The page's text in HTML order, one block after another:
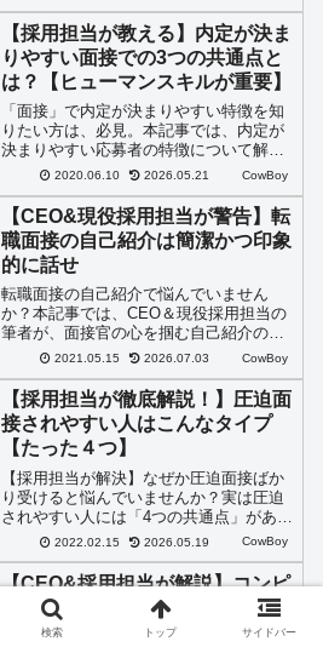
それは何でしょうか？
【採用担当が教える】内定が決ま
りやすい面接での3つの共通点と
は？【ヒューマンスキルが重要】
「面接」で内定が決まりやすい特徴を知
りたい方は、必見。本記事では、内定が
決まりやすい応募者の特徴について解説
します。CEOで現役採用担当の筆者が、
2020.06.10 2026.05.21 CowBoy
【CEO&現役採用担当が警告】転
職面接の自己紹介は簡潔かつ印象
的に話せ
転職面接の自己紹介で悩んでいません
か？本記事では、CEO＆現役採用担当の
筆者が、面接官の心を掴む自己紹介のコ
ツを解説。すべての強みを話さず、簡潔
りしたい』と思わせるテクニックを紹介
します。面接に慣れていない求職者は必
見です。
2021.05.15 2026.07.03 CowBoy
【採用担当が徹底解説！】圧迫面
接されやすい人はこんなタイプ
【たった４つ】
【採用担当が解決】なぜか圧迫面接ばか
り受けると悩んでいませんか？実は圧迫
されやすい人には「4つの共通点」があり
ます。現役面接官の視点から、圧迫面接
を勝ち取るコツを徹底解説。もう面接で
2022.02.15 2026.05.19 CowBoy
【CEO&採用担当が解説】コンピ
テンシー面接とプレゼンテーショ
ン面接対策
検索 トップ サイドバー